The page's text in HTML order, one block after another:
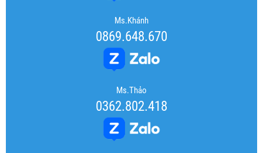
Ms.Khánh
0869.648.670
Ms.Thảo
0362.802.418